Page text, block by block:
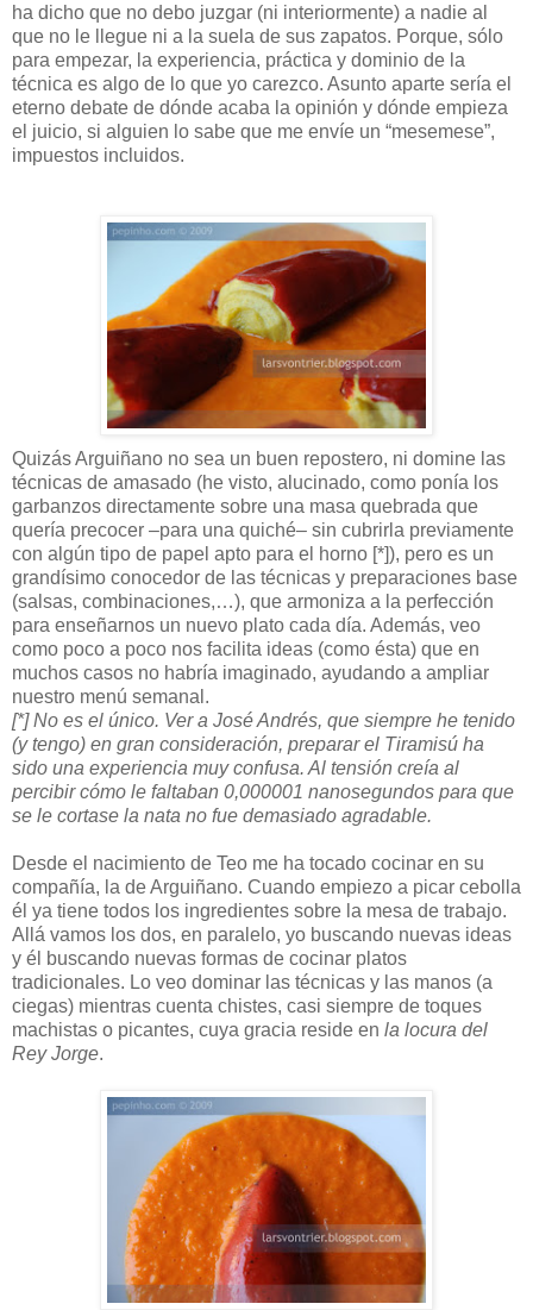
ha dicho que no debo juzgar (ni interiormente) a nadie al
que no le llegue ni a la suela de sus zapatos. Porque, sólo
para empezar, la experiencia, práctica y dominio de la
técnica es algo de lo que yo carezco. Asunto aparte sería el
eterno debate de dónde acaba la opinión y dónde empieza
el juicio, si alguien lo sabe que me envíe un “mesemese”,
impuestos incluidos.
Quizás Arguiñano no sea un buen repostero, ni domine las
técnicas de amasado (he visto, alucinado, como ponía los
garbanzos directamente sobre una masa quebrada que
quería precocer –para una quiché– sin cubrirla previamente
con algún tipo de papel apto para el horno [*]), pero es un
grandísimo conocedor de las técnicas y preparaciones base
(salsas, combinaciones,…), que armoniza a la perfección
para enseñarnos un nuevo plato cada día. Además, veo
como poco a poco nos facilita ideas (como ésta) que en
muchos casos no habría imaginado, ayudando a ampliar
nuestro menú semanal.
[*] No es el único. Ver a José Andrés, que siempre he tenido
(y tengo) en gran consideración, preparar el Tiramisú ha
sido una experiencia muy confusa. Al tensión creía al
percibir cómo le faltaban 0,000001 nanosegundos para que
se le cortase la nata no fue demasiado agradable.
Desde el nacimiento de Teo me ha tocado cocinar en su
compañía, la de Arguiñano. Cuando empiezo a picar cebolla
él ya tiene todos los ingredientes sobre la mesa de trabajo.
Allá vamos los dos, en paralelo, yo buscando nuevas ideas
y él buscando nuevas formas de cocinar platos
tradicionales. Lo veo dominar las técnicas y las manos (a
ciegas) mientras cuenta chistes, casi siempre de toques
machistas o picantes, cuya gracia reside en la locura del
Rey Jorge.